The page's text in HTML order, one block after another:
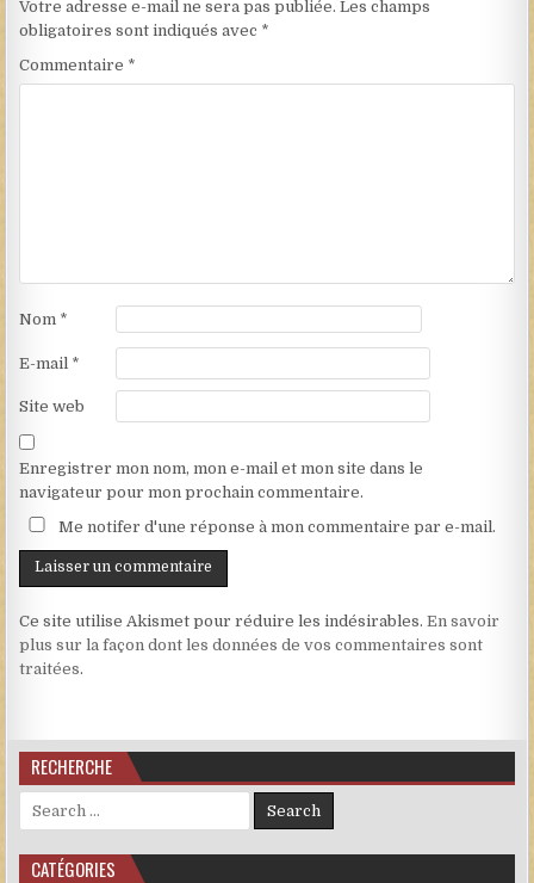
Votre adresse e-mail ne sera pas publiée. Les champs
obligatoires sont indiqués avec *
Commentaire *
Nom *
E-mail *
Site web
Enregistrer mon nom, mon e-mail et mon site dans le
navigateur pour mon prochain commentaire.
Me notifer d'une réponse à mon commentaire par e-mail.
Ce site utilise Akismet pour réduire les indésirables.En savoir
plus sur la façon dont les données de vos commentaires sont
traitées.
RECHERCHE
Search for:
CATÉGORIES